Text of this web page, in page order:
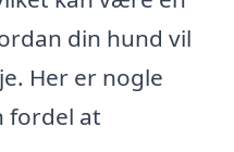
din hund vil
Her er nogle
fordel at